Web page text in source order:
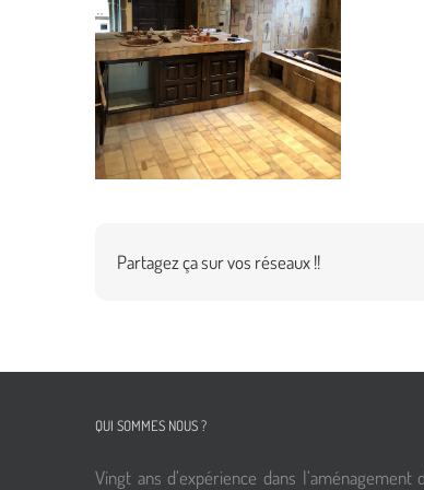
Partagez ça sur vos réseaux !!
QUI SOMMES NOUS ?
Vingt ans d’expérience dans l’aménagement